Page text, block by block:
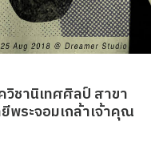
ชานิเทศศิลป์ สาขา
พระจอมเกล้าเจ้าคุณ